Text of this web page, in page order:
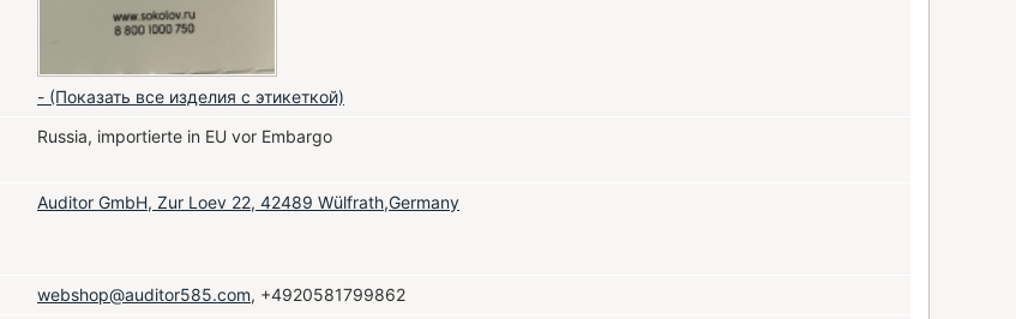
- (Показать все изделия с этикеткой)
Russia, importierte in EU vor Embargo
Auditor GmbH, Zur Loev 22, 42489 Wülfrath,Germany
webshop@auditor585.com, +4920581799862